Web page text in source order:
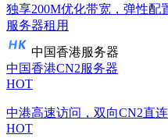
独享200M优化带宽，弹性配
服务器租用
中国香港服务器
中国香港CN2服务器
HOT
中港高速访问，双向CN2直连
HOT